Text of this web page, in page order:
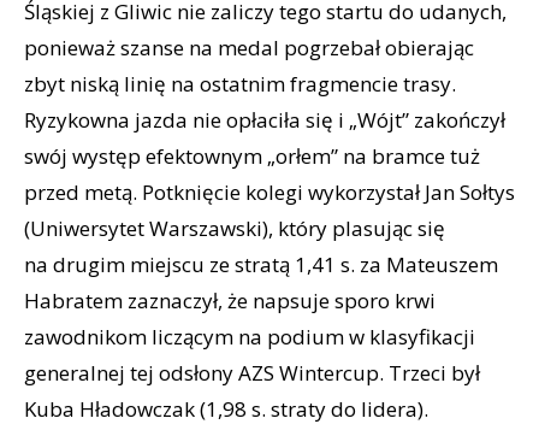
Śląskiej z Gliwic nie zaliczy tego startu do udanych,
ponieważ szanse na medal pogrzebał obierając
zbyt niską linię na ostatnim fragmencie trasy.
Ryzykowna jazda nie opłaciła się i „Wójt” zakończył
swój występ efektownym „orłem” na bramce tuż
przed metą. Potknięcie kolegi wykorzystał Jan Sołtys
(Uniwersytet Warszawski), który plasując się
na drugim miejscu ze stratą 1,41 s. za Mateuszem
Habratem zaznaczył, że napsuje sporo krwi
zawodnikom liczącym na podium w klasyfikacji
generalnej tej odsłony AZS Wintercup. Trzeci był
Kuba Hładowczak (1,98 s. straty do lidera).